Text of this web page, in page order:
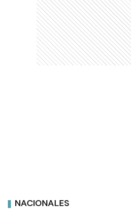
NACIONALES